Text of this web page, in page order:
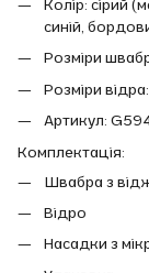
Колір: сірий
синій,
Розміри
Розміри
Артикул:
Комплектація:
Швабра з
Відро
Насадки з